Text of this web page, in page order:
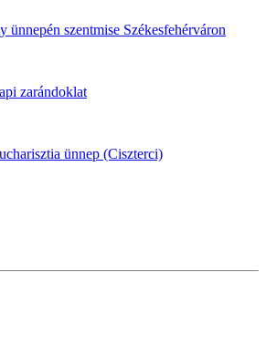
ünnepén szentmise Székesfehérváron
zarándoklat
ünnep (Ciszterci)